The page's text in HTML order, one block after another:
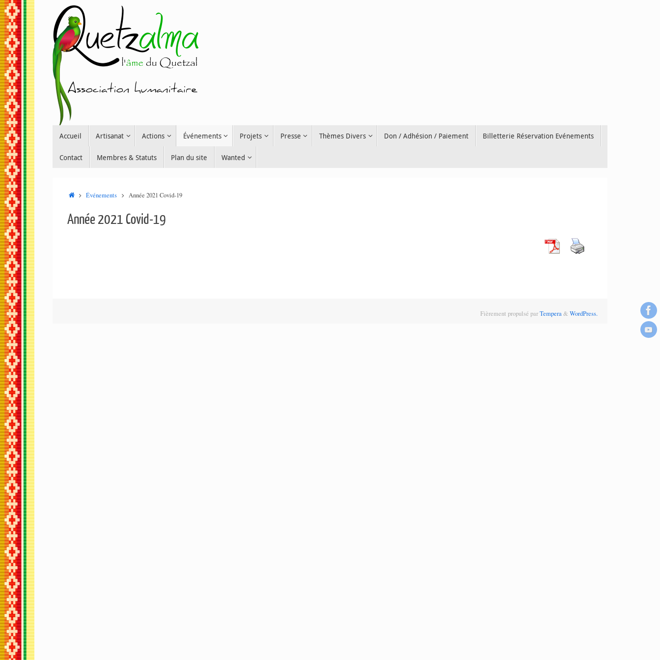
Passer
au
contenu
Accueil Artisanat Actions Événements Projets Presse Thèmes Divers Don / Adhésion / Paiement Billetterie Réservation Evénements
Contact Membres & Statuts Plan du site Wanted
Accueil
Événements Année 2021 Covid-19
Année 2021 Covid-19
Fièrement propulsé parTempera& WordPress.